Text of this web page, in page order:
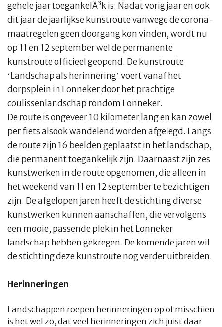
gehele jaar toegankelÄ³k is. Nadat vorig jaar en ook
dit jaar de jaarlijkse kunstroute vanwege de corona-
maatregelen geen doorgang kon vinden, wordt nu
op 11 en 12 september wel de permanente
kunstroute officieel geopend. De kunstroute
‘Landschap als herinnering’ voert vanaf het
dorpsplein in Lonneker door het prachtige
coulissenlandschap rondom Lonneker.
De route is ongeveer 10 kilometer lang en kan zowel
per fiets alsook wandelend worden afgelegd. Langs
de route zijn 16 beelden geplaatst in het landschap,
die permanent toegankelijk zijn. Daarnaast zijn zes
kunstwerken in de route opgenomen, die alleen in
het weekend van 11 en 12 september te bezichtigen
zijn. De afgelopen jaren heeft de stichting diverse
kunstwerken kunnen aanschaffen, die vervolgens
een mooie, passende plek in het Lonneker
landschap hebben gekregen. De komende jaren wil
de stichting deze kunstroute nog verder uitbreiden.
Herinneringen
Landschappen roepen herinneringen op of misschien
is het wel zo, dat veel herinneringen zich juist daar